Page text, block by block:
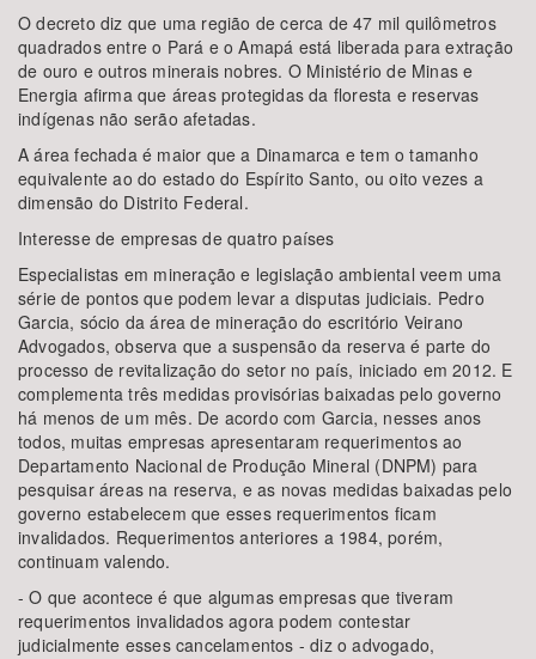
O decreto diz que uma região de cerca de 47 mil quilômetros
quadrados entre o Pará e o Amapá está liberada para extração
de ouro e outros minerais nobres. O Ministério de Minas e
Energia afirma que áreas protegidas da floresta e reservas
indígenas não serão afetadas.
A área fechada é maior que a Dinamarca e tem o tamanho
equivalente ao do estado do Espírito Santo, ou oito vezes a
dimensão do Distrito Federal.
Interesse de empresas de quatro países
Especialistas em mineração e legislação ambiental veem uma
série de pontos que podem levar a disputas judiciais. Pedro
Garcia, sócio da área de mineração do escritório Veirano
Advogados, observa que a suspensão da reserva é parte do
processo de revitalização do setor no país, iniciado em 2012. E
complementa três medidas provisórias baixadas pelo governo
há menos de um mês. De acordo com Garcia, nesses anos
todos, muitas empresas apresentaram requerimentos ao
Departamento Nacional de Produção Mineral (DNPM) para
pesquisar áreas na reserva, e as novas medidas baixadas pelo
governo estabelecem que esses requerimentos ficam
invalidados. Requerimentos anteriores a 1984, porém,
continuam valendo.
- O que acontece é que algumas empresas que tiveram
requerimentos invalidados agora podem contestar
judicialmente esses cancelamentos - diz o advogado,